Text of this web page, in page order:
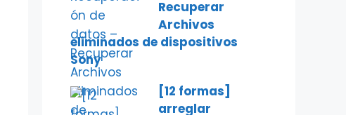
Recuperar
Archivos
eliminados de dispositivos
Sony
[12 formas]
arreglar